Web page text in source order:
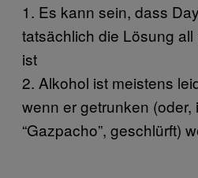
1. Es kann sein, dass
tatsächlich die Lösung
ist
2. Alkohol ist meistens
wenn er getrunken (oder,
“Gazpacho”, geschlürft)